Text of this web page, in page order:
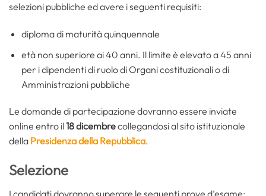
selezioni pubbliche ed avere i seguenti requisiti:
diploma di maturità quinquennale
età non superiore ai 40 anni. Il limite è elevato a 45 anni
per i dipendenti di ruolo di Organi costituzionali o di
Amministrazioni pubbliche
Le domande di partecipazione dovranno essere inviate
online entro il18 dicembrecollegandosi al sito istituzionale
della Presidenza della Repubblica.
Selezione